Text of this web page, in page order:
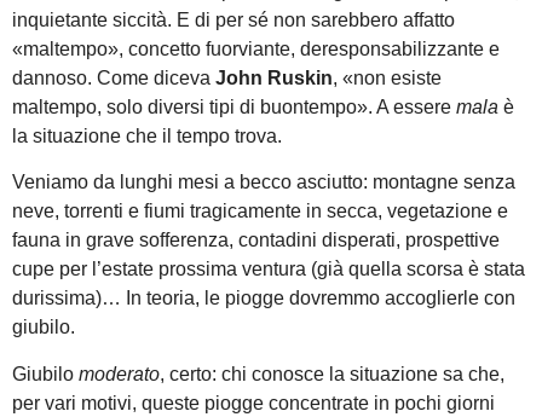
inquietante siccità. E di per sé non sarebbero affatto
«maltempo», concetto fuorviante, deresponsabilizzante e
dannoso. Come diceva John Ruskin, «non esiste
maltempo, solo diversi tipi di buontempo». A essere mala è
la situazione che il tempo trova.
Veniamo da lunghi mesi a becco asciutto: montagne senza
neve, torrenti e fiumi tragicamente in secca, vegetazione e
fauna in grave sofferenza, contadini disperati, prospettive
cupe per l’estate prossima ventura (già quella scorsa è stata
durissima)… In teoria, le piogge dovremmo accoglierle con
giubilo.
Giubilo moderato, certo: chi conosce la situazione sa che,
per vari motivi, queste piogge concentrate in pochi giorni